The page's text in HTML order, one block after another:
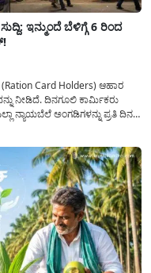
ಇನ್ಮುಂದೆ ಬೆಳಿಗ್ಗೆ 6 ರಿಂದ
Card Holders) ಆಹಾರ
ನೀಡಿದೆ. ದಿನಗೂಲಿ ಕಾರ್ಮಿಕರು
ನ್ಯಾಯಬೆಲೆ ಅಂಗಡಿಗಳನ್ನು ಪ್ರತಿ ದಿನ